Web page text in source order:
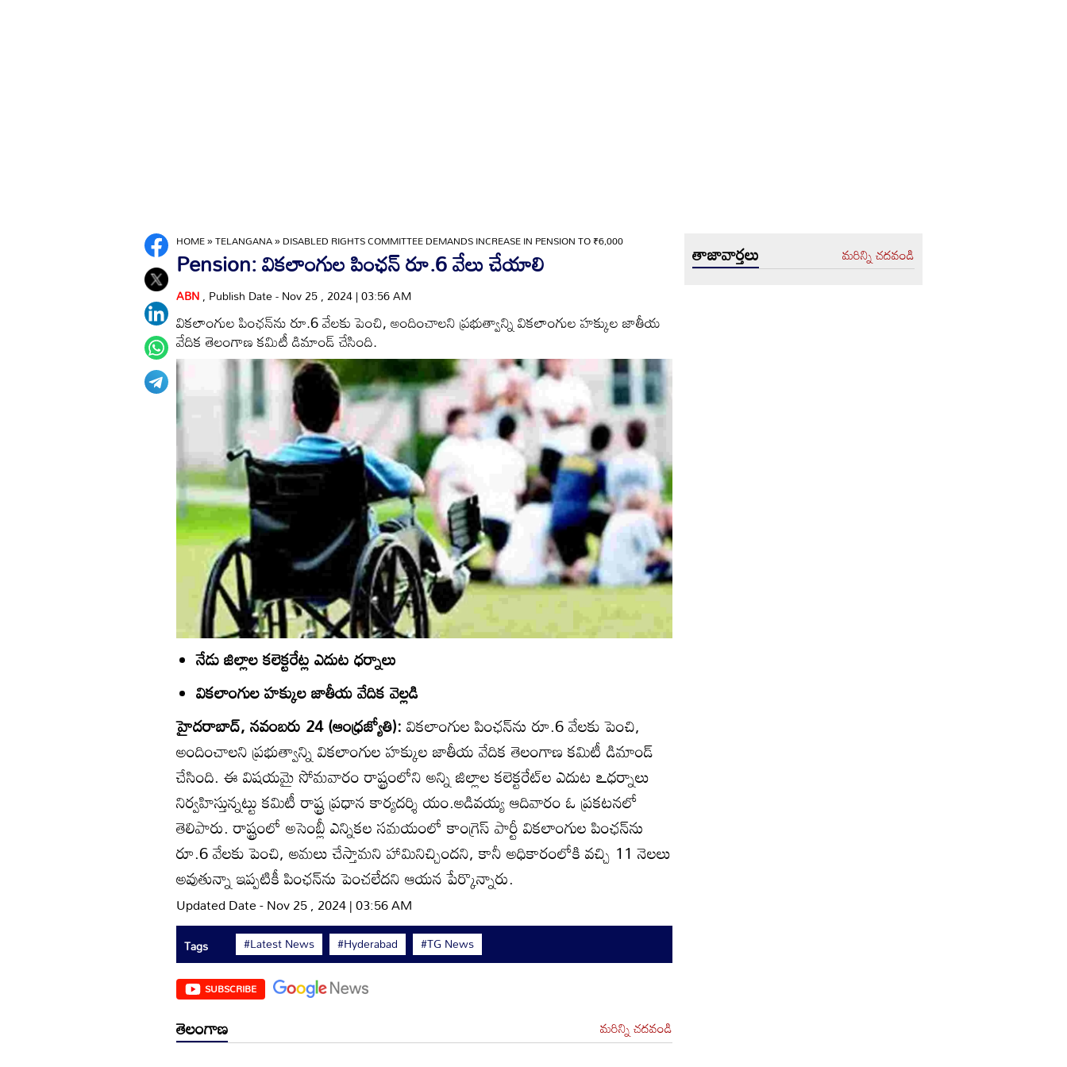
HOME»TELANGANA»DISABLED RIGHTS COMMITTEE DEMANDS INCREASE IN PENSION TO ₹6,000
Pension: వికలాంగుల పింఛన్‌ రూ.6 వేలు చేయాలి
ABN, Publish Date - Nov 25 , 2024 | 03:56 AM
వికలాంగుల పింఛన్‌ను రూ.6 వేలకు పెంచి, అందించాలని ప్రభుత్వాన్ని వికలాంగుల హక్కుల జాతీయ
వేదిక తెలంగాణ కమిటీ డిమాండ్‌ చేసింది.
నేడు జిల్లాల కలెక్టరేట్ల ఎదుట ధర్నాలు
వికలాంగుల హక్కుల జాతీయ వేదిక వెల్లడి
హైదరాబాద్‌, నవంబరు 24 (ఆంధ్రజ్యోతి):వికలాంగుల పింఛన్‌ను రూ.6 వేలకు పెంచి,
అందించాలని ప్రభుత్వాన్ని వికలాంగుల హక్కుల జాతీయ వేదిక తెలంగాణ కమిటీ డిమాండ్‌
చేసింది. ఈ విషయమై సోమవారం రాష్ట్రంలోని అన్ని జిల్లాల కలెక్టరేట్‌ల ఎదుట ఽధర్నాలు
నిర్వహిస్తున్నట్టు కమిటీ రాష్ట్ర ప్రధాన కార్యదర్శి యం.అడివయ్య ఆదివారం ఓ ప్రకటనలో
తెలిపారు. రాష్ట్రంలో అసెంబ్లీ ఎన్నికల సమయంలో కాంగ్రెస్‌ పార్టీ వికలాంగుల పింఛన్‌ను
రూ.6 వేలకు పెంచి, అమలు చేస్తామని హామినిచ్చిందని, కానీ అధికారంలోకి వచ్చి 11 నెలలు
అవుతున్నా ఇప్పటికీ పింఛన్‌ను పెంచలేదని ఆయన పేర్కొన్నారు.
Updated Date - Nov 25 , 2024 | 03:56 AM
Tags #Latest News #Hyderabad #TG News
SUBSCRIBE
తెలంగాణ మరిన్ని చదవండి
తాజావార్తలు మరిన్ని చదవండి